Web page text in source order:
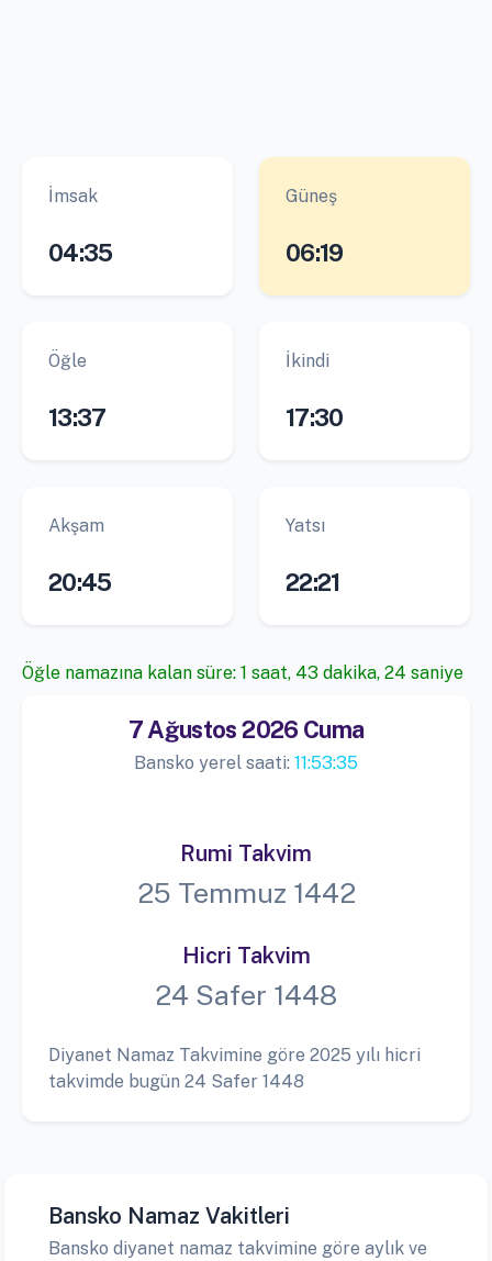
İmsak
04:35
Güneş
06:19
Öğle
13:37
İkindi
17:30
Akşam
20:45
Yatsı
22:21
Öğle namazına kalan süre: 1 saat, 43 dakika, 24 saniye
7 Ağustos 2026 Cuma
Bansko yerel saati: 11:53:35
Rumi Takvim
25 Temmuz 1442
Hicri Takvim
24 Safer 1448
Diyanet Namaz Takvimine göre 2025 yılı hicri
takvimde bugün 24 Safer 1448
Bansko Namaz Vakitleri
Bansko diyanet namaz takvimine göre aylık ve